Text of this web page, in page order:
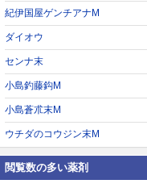
紀伊国屋ゲンチアナM
ダイオウ
センナ末
小島釣藤鈎M
小島蒼朮末M
ウチダのコウジン末M
閲覧数の多い薬剤